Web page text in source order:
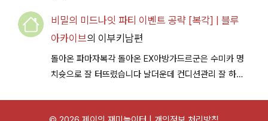
비밀의 미드나잇 파티 이벤트 공략 [복각] | 블루
아카이브의 이부키남편
돌아온 파마자복각 돌아온 EX아방가드르군은 수미카 명
치슛으로 잘 터뜨렸습니다 날더운데 컨디션관리 잘 하시